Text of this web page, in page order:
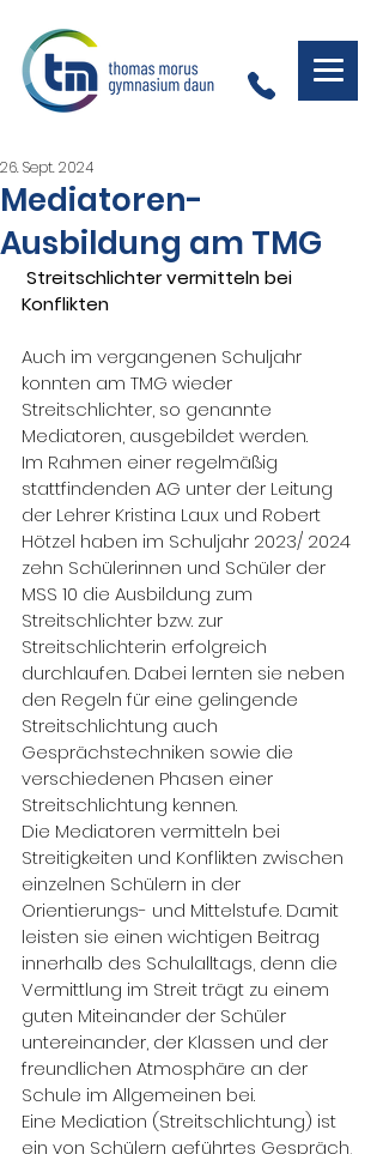
Mediatoren-
Ausbildung am TMG
26. Sept. 2024
Konflikten
Auch im vergangenen Schuljahr
konnten am TMG wieder
Streitschlichter, so genannte
Mediatoren, ausgebildet werden.
Im Rahmen einer regelmäßig
stattfindenden AG unter der Leitung
der Lehrer Kristina Laux und Robert
Hötzel haben im Schuljahr 2023/ 2024
zehn Schülerinnen und Schüler der
MSS 10 die Ausbildung zum
Streitschlichter bzw. zur
Streitschlichterin erfolgreich
durchlaufen. Dabei lernten sie neben
den Regeln für eine gelingende
Streitschlichtung auch
Gesprächstechniken sowie die
verschiedenen Phasen einer
Streitschlichtung kennen.
Die Mediatoren vermitteln bei
Streitigkeiten und Konflikten zwischen
einzelnen Schülern in der
Orientierungs- und Mittelstufe. Damit
leisten sie einen wichtigen Beitrag
innerhalb des Schulalltags, denn die
Vermittlung im Streit trägt zu einem
guten Miteinander der Schüler
untereinander, der Klassen und der
freundlichen Atmosphäre an der
Schule im Allgemeinen bei.
Eine Mediation (Streitschlichtung) ist
ein von Schülern geführtes Gespräch,